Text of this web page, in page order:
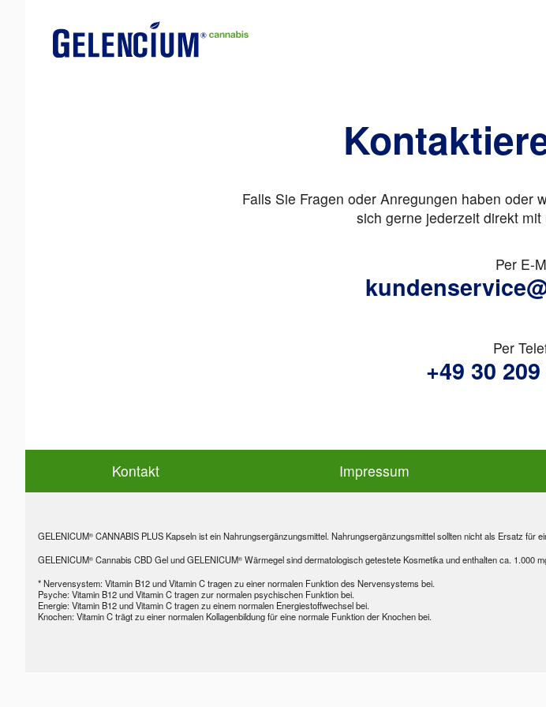
Falls Sie Fragen oder Anregungen haben oder
sich gerne jederzeit direkt
Per E-
Per
+49 30
Kontakt Impressum
GELENICUM® CANNABIS PLUS Kapseln ist ein Nahrungsergänzungsmittel. Nahrungsergänzungsmittel sollten nicht als Ersatz
GELENICUM® Cannabis CBD Gel und GELENICUM® Wärmegel sind dermatologisch getestete Kosmetika und enthalten ca. 1.000
* Nervensystem: Vitamin B12 und Vitamin C tragen zu einer normalen Funktion des Nervensystems bei.
Psyche: Vitamin B12 und Vitamin C tragen zur normalen psychischen Funktion bei.
Energie: Vitamin B12 und Vitamin C tragen zu einem normalen Energiestoffwechsel bei.
Knochen: Vitamin C trägt zu einer normalen Kollagenbildung für eine normale Funktion der Knochen bei.